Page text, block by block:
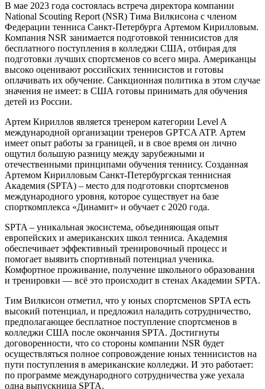
В мае 2023 года состоялась встреча директора компании
National Scouting Report (NSR) Тима Вилкисона с членом
Федерации тенниса Санкт-Петербурга Артемом Кирилловым.
Компания NSR занимается подготовкой теннисистов для
бесплатного поступления в колледжи США, отбирая для
подготовки лучших спортсменов со всего мира. Американцы
высоко оценивают российских теннисистов и готовы
оплачивать их обучение. Санкционная политика в этом случае
значения не имеет: в США готовы принимать для обучения
детей из России.
Артем Кириллов является тренером категории Level A
международной организации тренеров GPTCA ATP. Артем
имеет опыт работы за границей, и в свое время он лично
ощутил большую разницу между зарубежными и
отечественными принципами обучения теннису. Созданная
Артемом Кирилловым Санкт-Петербургская теннисная
Академия (SPTA) – место для подготовки спортсменов
международного уровня, которое существует на базе
спорткомплекса «Динамит» и обучает с 2020 года.
SPTA – уникальная экосистема, объединяющая опыт
европейских и американских школ тенниса. Академия
обеспечивает эффективный тренировочный процесс и
помогает выявить спортивный потенциал ученика.
Комфортное проживание, получение школьного образования
и тренировки — всё это происходит в стенах Академии SPTA.
Тим Вилкисон отметил, что у юных спортсменов SPTA есть
высокий потенциал, и предложил наладить сотрудничество,
предполагающее бесплатное поступление спортсменов в
колледжи США после окончания SPTA. Достигнуты
договоренности, что со стороны компании NSR будет
осуществляться полное сопровождение юных теннисистов на
пути поступления в американские колледжи. И это работает:
по программе международного сотрудничества уже уехала
одна выпускница SPTA.